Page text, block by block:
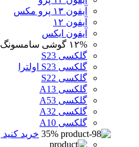
آیفون ۱۳ پرو مکس
آیفون ۱۲
آیفون ایکس
۱۲% گوشی سامسونگ
گلکسی S23
گلکسی S23 اولترا
گلکسی S22
گلکسی A13
گلکسی A53
گلکسی A32
گلکسی A10
35% خرید کنید